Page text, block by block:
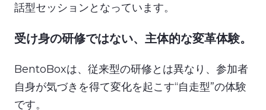
話型セッションとなっています。
受け身の研修ではない、主体的な変革体験。
BentoBoxは、従来型の研修とは異なり、参加者
自身が気づきを得て変化を起こす“自走型”の体験
です。